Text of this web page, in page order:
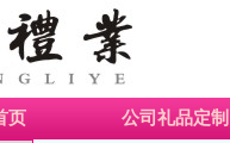
页 公司礼品定制